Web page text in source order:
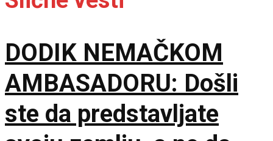
DODIK NEMAČKOM
AMBASADORU: Došli
ste da predstavljate